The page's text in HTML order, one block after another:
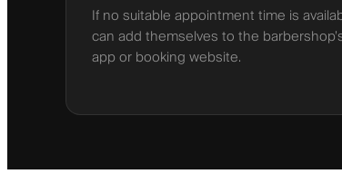
If no suitable appointment time is
can add themselves to the
app or booking website.